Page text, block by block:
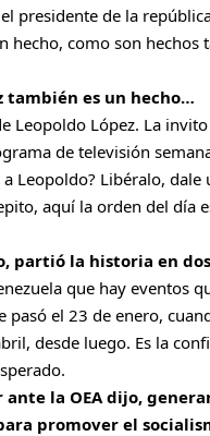
presidente de la
hecho, como son
también es un hecho…
Leopoldo López. La
de televisión
Leopoldo? Libéralo, dale
aquí la orden del día
partió la historia en
que hay eventos
el 23 de enero,
desde luego. Es la
la OEA dijo,
promover el